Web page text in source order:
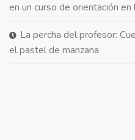
en un curso de orientación en
La percha del profesor:
el pastel de manzana